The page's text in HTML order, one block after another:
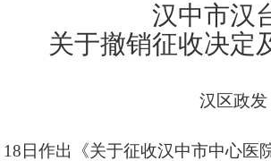
汉中市汉
关于撤销征收决定
汉区政
18 日作出《关于征收汉中市中心医